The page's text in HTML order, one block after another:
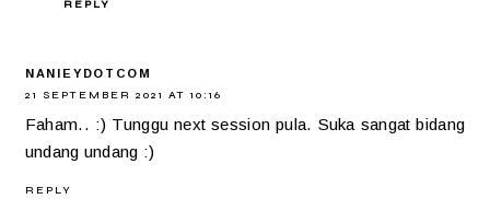
REPLY
NANIEYDOTCOM
21 SEPTEMBER 2021 AT 10:16
Faham.. :) Tunggu next session pula. Suka sangat bidang
undang undang :)
REPLY